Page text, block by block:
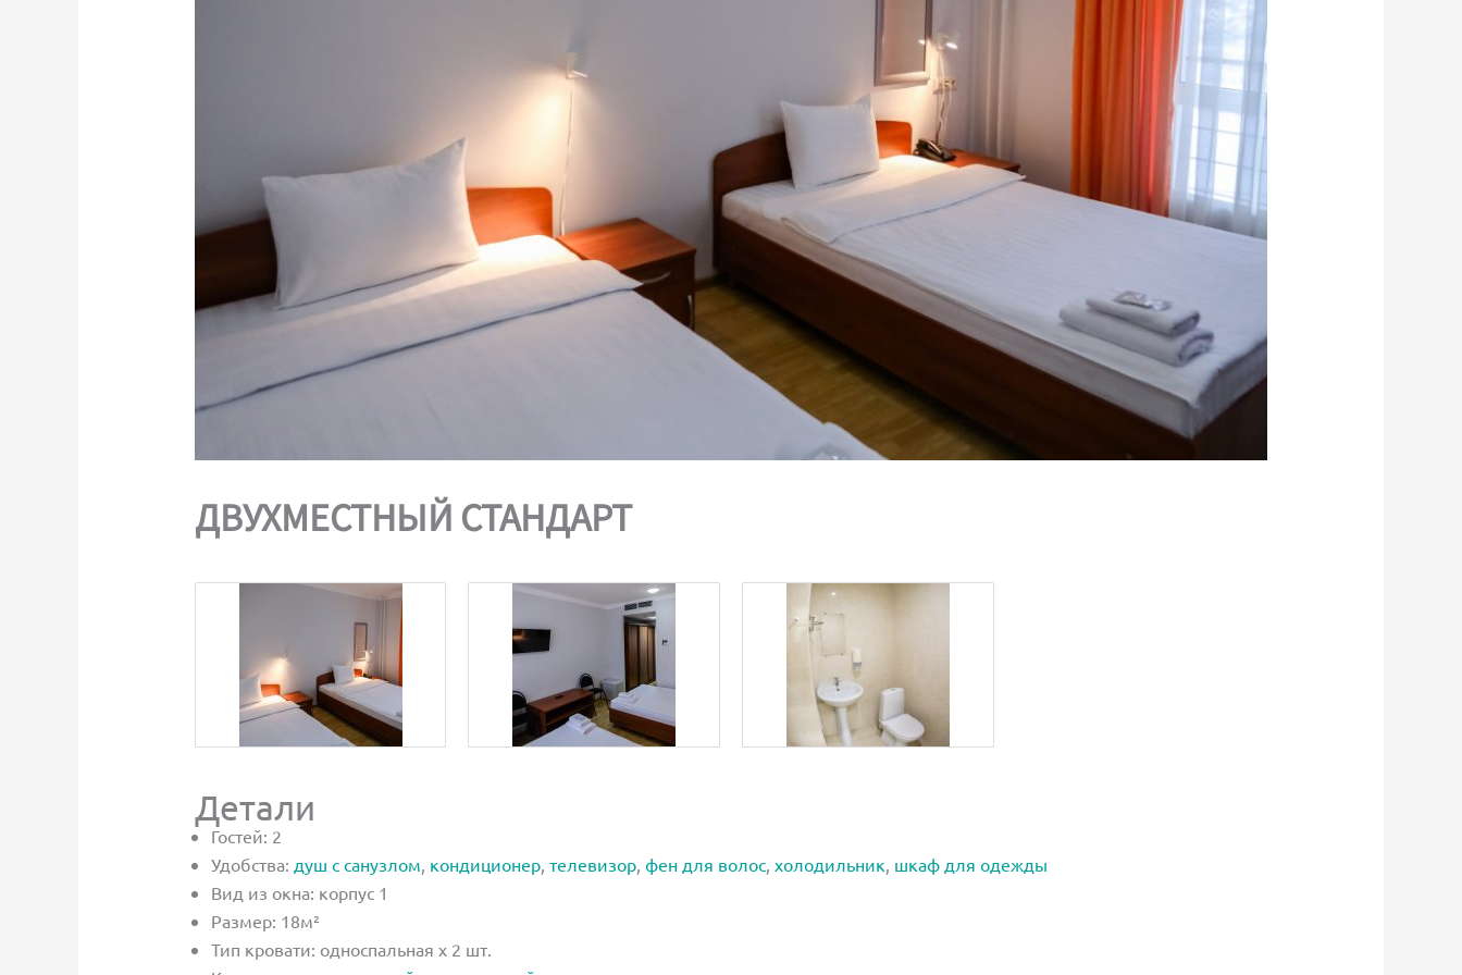
ДВУХМЕСТНЫЙ СТАНДАРТ
Детали
Гостей: 2
Удобства: душ с санузлом, кондиционер, телевизор, фен для волос, холодильник, шкаф для одежды
Вид из окна: корпус 1
Размер: 18м²
Тип кровати: односпальная х 2 шт.